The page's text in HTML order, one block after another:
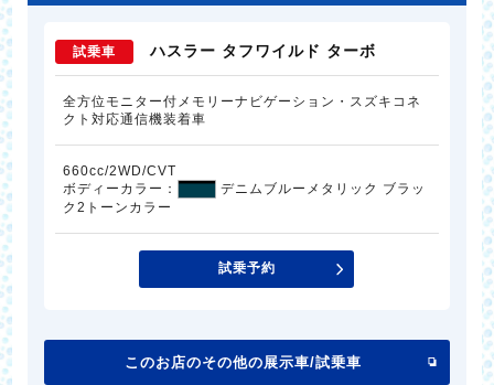
試乗車 ハスラー タフワイルド ターボ
全方位モニター付メモリーナビゲーション・スズキコネ
クト対応通信機装着車
660cc/2WD/CVT
ボディーカラー：
デニムブルーメタリック ブラッ
ク2トーンカラー
試乗予約
このお店のその他の展示車/試乗車